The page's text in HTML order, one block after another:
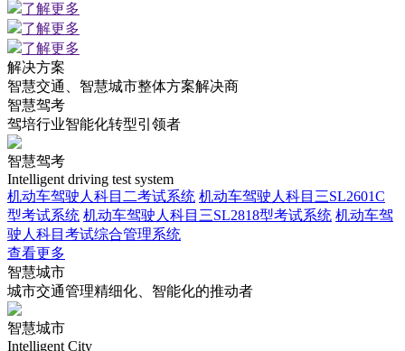
了解更多
了解更多
了解更多
解决方案
智慧交通、智慧城市整体方案解决商
智慧驾考
驾培行业智能化转型引领者
智慧驾考
Intelligent driving test system
机动车驾驶人科目二考试系统 机动车驾驶人科目三SL2601C
型考试系统 机动车驾驶人科目三SL2818型考试系统 机动车驾
驶人科目考试综合管理系统
查看更多
智慧城市
城市交通管理精细化、智能化的推动者
智慧城市
Intelligent City